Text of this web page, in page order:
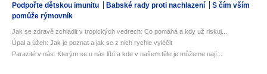
Podpořte dětskou imunitu Babské rady proti nachlazení
S čím vším
pomůže rýmovník
Jak se zdravě zchladit v tropických vedrech: Co pomáhá a kdy už riskuj...
Úpal a úžeh: Jak je poznat a jak se z nich rychle vyléčit
Parazité v nás: Kterým se u nás líbí a kde v našem těle je můžeme nají...